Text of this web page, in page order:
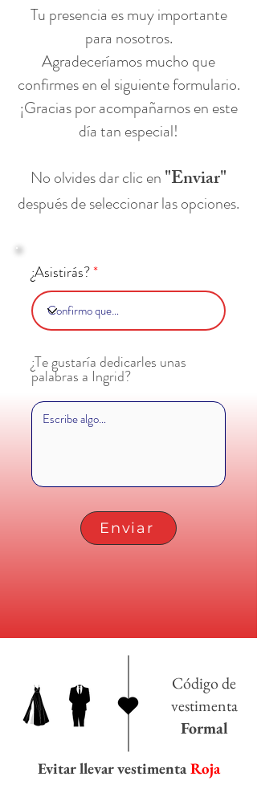
Tu presencia es muy importante
para nosotros.
Agradeceríamos mucho que
confirmes en el siguiente formulario.
¡Gracias por acompañarnos en este
día tan especial!
No olvides dar clic en "Enviar"
después de seleccionar las opciones.
¿Asistirás?
¿Te gustaría dedicarles unas
palabras a Ingrid?
Enviar
Código de
vestimenta
Formal
Evitar llevar vestimentaRoja